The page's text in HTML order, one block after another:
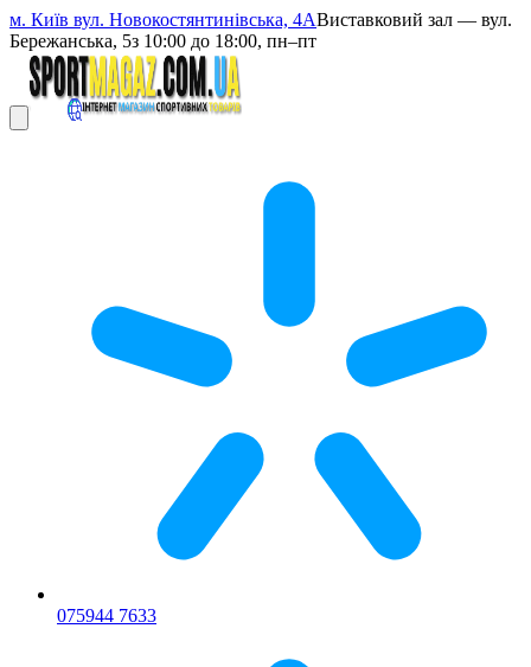
м. Київ вул. Новокостянтинівська, 4АВиставковий зал — вул.
Бережанська, 5з 10:00 до 18:00, пн–пт
075944 7633